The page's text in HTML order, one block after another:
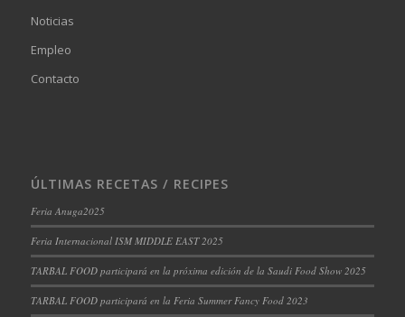
Noticias
Empleo
Contacto
ÚLTIMAS RECETAS / RECIPES
Feria Anuga2025
Feria Internacional ISM MIDDLE EAST 2025
TARBAL FOOD participará en la próxima edición de la Saudi Food Show 2025
TARBAL FOOD participará en la Feria Summer Fancy Food 2023